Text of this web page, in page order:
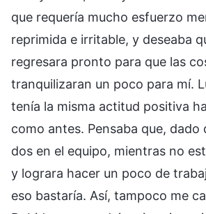
que requería mucho esfuerzo
reprimida e irritable, y deseaba
regresara pronto para que las
tranquilizaran un poco para mí.
tenía la misma actitud positiva
como antes. Pensaba que, dado
dos en el equipo, mientras no
y lograra hacer un poco de
eso bastaría. Así, tampoco me